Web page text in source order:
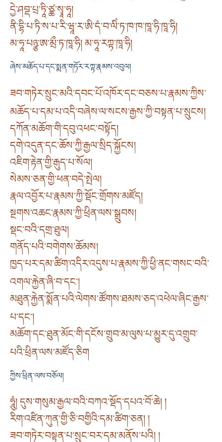
དྱེ་ཤབྡ་པྲ་ཏཱི་ཙྪ་སྭཱ་ཧཱ།
ནི་དྷི་པ་ཏི་ས་པ་རི་ཝཱ་ར་ཨི་དཾ་བ་ལིཾ་ཏ་ཁ་ཁ་ཁཱ་ཧི་ཁཱ་ཧི།
མ་ཧཱ་པཉྩ་ཨ་མྲྀ་ཏ་ཁཱ་ཧི། མ་ཧཱ་རཀྟ་ཁཱ་ཧི།
ཞེས་མཆོད་པ་དང་སྨན་གཏོར་རཀྟ་རྣམས་འབུལ།
ཟབ་གཏེར་སྲུང་མའི་དབང་པོ་འཁོར་དང་བཅས་པ་རྣམས་ཀྱིས་
མཆོད་པ་དམ་པ་འདི་བཞེས་ལ་སངས་རྒྱས་ཀྱི་བསྟན་པ་སྲུངས།
དཀོན་མཆོག་གི་དབུ་འཕང་བསྟོད།
དགེ་འདུན་དང་ཆོས་ཀྱི་རྒྱལ་སྲིད་སྐྱོངས།
འཇིག་རྟེན་གྱི་རྒུད་པ་སོལ།
སེམས་ཅན་གྱི་ཕན་བདེ་སྤེལ།
རྣལ་འབྱོར་པ་རྣམས་ཀྱི་སྡོང་གྲོགས་མཛོད།
སྔགས་འཆང་རྣམས་ཀྱི་ཕྲིན་ལས་སྒྲུབས།
སྡང་བའི་དགྲ་ཐུལ།
གནོད་པའི་བགེགས་ཆོམས།
ཁྱད་པར་དམ་ཚིག་འདིར་འདུས་པ་རྣམས་ཀྱི་ཕྱི་ནང་གསང་བའི་
འགལ་རྐྱེན་ཞི་བ་དང༌།
མཐུན་རྐྱེན་སྨོན་པའི་ལེགས་ཚོགས་ཐམས་ཅད་འཕེལ་ཞིང་རྒྱས་
པ་དང༌།
མཆོག་དང་ཐུན་མོང་གི་དངོས་གྲུབ་མ་ལུས་པ་མྱུར་དུ་འགྲུབ་
པའི་ཕྲིན་ལས་མཛོད་ཅིག
ཀྱིས་ཕྲིན་ལས་བཅོལ།
ཧཱུཾ། དུས་གསུམ་རྒྱལ་བའི་བཀའ་སྡོད་དཔའ་བོ་ཆེ། །
རིག་འཛིན་ཀུན་གྱི་ཅི་བགྱིའི་དམ་ཚིག་ཅན། །
ཟབ་གཏེར་བསྟན་པ་སྲུང་བར་དམ་མནོས་པའི། །